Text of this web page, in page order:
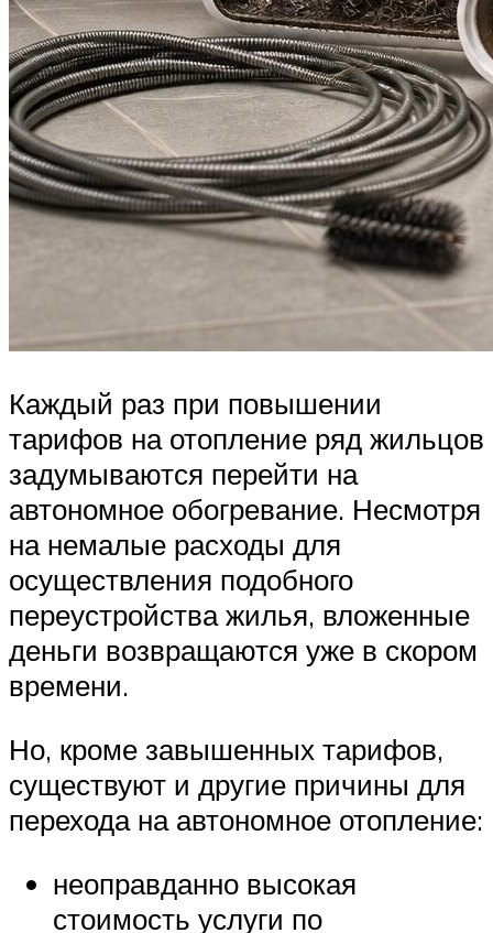
Каждый раз при повышении
тарифов на отопление ряд жильцов
задумываются перейти на
автономное обогревание. Несмотря
на немалые расходы для
осуществления подобного
переустройства жилья, вложенные
деньги возвращаются уже в скором
времени.
Но, кроме завышенных тарифов,
существуют и другие причины для
перехода на автономное отопление:
неоправданно высокая
стоимость услуги по